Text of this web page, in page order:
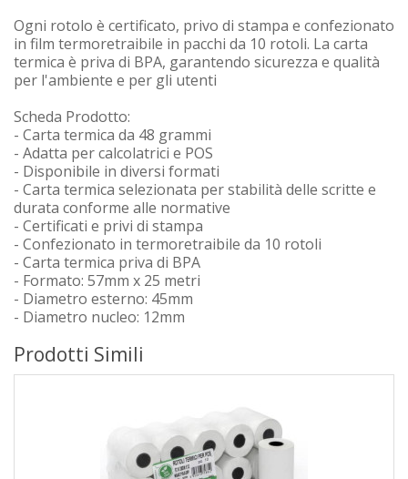
Ogni rotolo è certificato, privo di stampa e confezionato
in film termoretraibile in pacchi da 10 rotoli. La carta
termica è priva di BPA, garantendo sicurezza e qualità
per l'ambiente e per gli utenti
Scheda Prodotto:
- Carta termica da 48 grammi
- Adatta per calcolatrici e POS
- Disponibile in diversi formati
- Carta termica selezionata per stabilità delle scritte e
durata conforme alle normative
- Certificati e privi di stampa
- Confezionato in termoretraibile da 10 rotoli
- Carta termica priva di BPA
- Formato: 57mm x 25 metri
- Diametro esterno: 45mm
- Diametro nucleo: 12mm
Prodotti Simili